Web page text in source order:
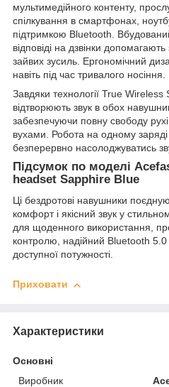
мультимедійного контенту,
спілкування в смартфонах,
підтримкою Bluetooth.
відповіді на дзвінки
зайвих зусиль. Ергономічний
навіть під час тривалого носіння.
Завдяки технології True
відтворюють звук в обох
забезпечуючи повну свободу
вухами. Робота на одному
безперервно насолоджуватись
Підсумок по моделі
headset Sapphire Blue
Ці бездротові навушники
комфорт і якісний звук у
для щоденного використання,
контролю, надійний Bluetooth 5.0
доступної потужності.
Приховати
Характеристики
Основні
Виробник